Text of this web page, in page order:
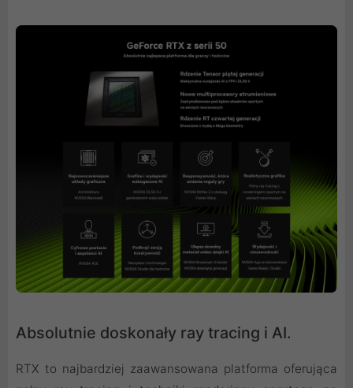
Absolutnie doskonały ray tracing i AI.
RTX to najbardziej zaawansowana platforma oferująca